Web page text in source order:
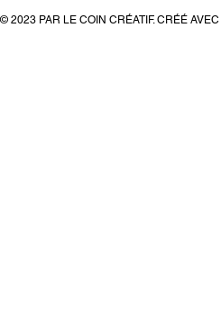
© 2023 PAR LE COIN CRÉATIF. CRÉÉ AVEC